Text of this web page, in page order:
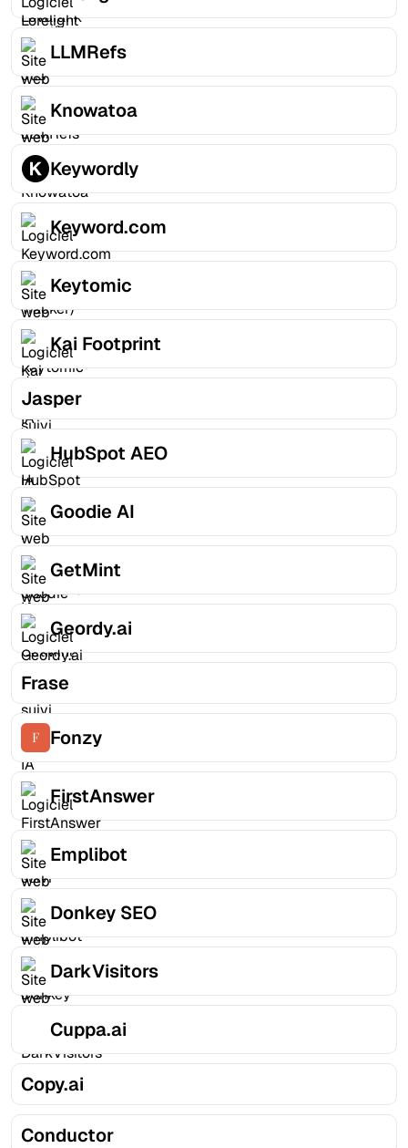
LLMRefs
Knowatoa
Keywordly
Keyword.com
Keytomic
Kai Footprint
Jasper
HubSpot AEO
Goodie AI
GetMint
Geordy.ai
Frase
Fonzy
FirstAnswer
Emplibot
Donkey SEO
DarkVisitors
Cuppa.ai
Copy.ai
Conductor